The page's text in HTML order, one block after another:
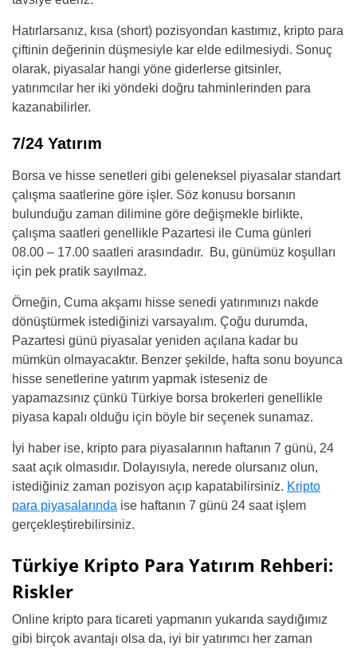
Hatırlarsanız, kısa (short) pozisyondan kastımız, kripto para
çiftinin değerinin düşmesiyle kar elde edilmesiydi. Sonuç
olarak, piyasalar hangi yöne giderlerse gitsinler,
yatırımcılar her iki yöndeki doğru tahminlerinden para
kazanabilirler.
7/24 Yatırım
Borsa ve hisse senetleri gibi geleneksel piyasalar standart
çalışma saatlerine göre işler. Söz konusu borsanın
bulunduğu zaman dilimine göre değişmekle birlikte,
çalışma saatleri genellikle Pazartesi ile Cuma günleri
08.00 – 17.00 saatleri arasındadır. Bu, günümüz koşulları
için pek pratik sayılmaz.
Örneğin, Cuma akşamı hisse senedi yatırımınızı nakde
dönüştürmek istediğinizi varsayalım. Çoğu durumda,
Pazartesi günü piyasalar yeniden açılana kadar bu
mümkün olmayacaktır. Benzer şekilde, hafta sonu boyunca
hisse senetlerine yatırım yapmak isteseniz de
yapamazsınız çünkü Türkiye borsa brokerleri genellikle
piyasa kapalı olduğu için böyle bir seçenek sunamaz.
İyi haber ise, kripto para piyasalarının haftanın 7 günü, 24
saat açık olmasıdır. Dolayısıyla, nerede olursanız olun,
istediğiniz zaman pozisyon açıp kapatabilirsiniz. Kripto
para piyasalarında ise haftanın 7 günü 24 saat işlem
gerçekleştirebilirsiniz.
Türkiye Kripto Para Yatırım Rehberi:
Riskler
Online kripto para ticareti yapmanın yukarıda saydığımız
gibi birçok avantajı olsa da, iyi bir yatırımcı her zaman